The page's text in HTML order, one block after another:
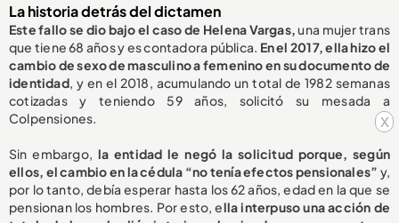
x
La historia detrás del dictamen
Este fallo se dio bajo el caso de Helena Vargas,una mujer trans
que tiene 68 años y es contadora pública. En el 2017, ella hizo el
cambio de sexo de masculino a femenino en su documento de
identidad, y en el 2018, acumulando un total de 1982 semanas
cotizadas y teniendo 59 años, solicitó su mesada a
Colpensiones.
Sin embargo, la entidad le negó la solicitud porque, según
ellos, el cambio en la cédula “no tenía efectos pensionales” y,
por lo tanto, debía esperar hasta los 62 años, edad en la que se
pensionan los hombres. Por esto, ella interpuso una acción de